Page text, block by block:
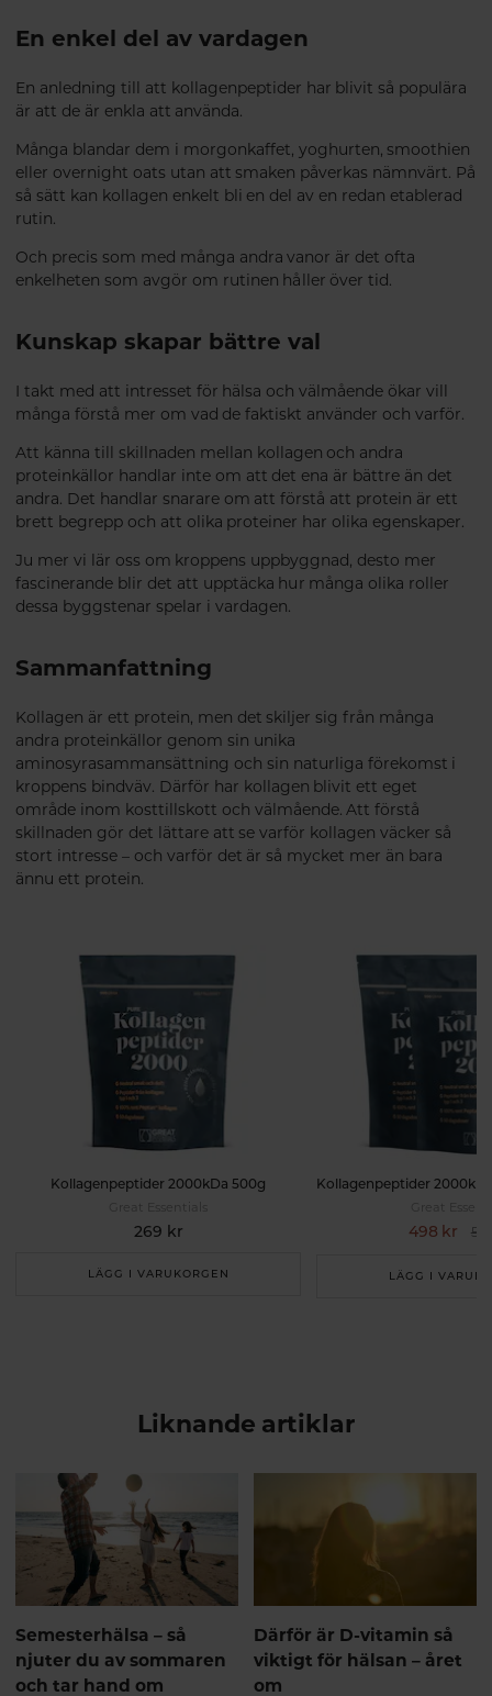
En enkel del av vardagen
En anledning till att kollagenpeptider har blivit så populära
är att de är enkla att använda.
Många blandar dem i morgonkaffet, yoghurten, smoothien
eller overnight oats utan att smaken påverkas nämnvärt. På
så sätt kan kollagen enkelt bli en del av en redan etablerad
rutin.
Och precis som med många andra vanor är det ofta
enkelheten som avgör om rutinen håller över tid.
Kunskap skapar bättre val
I takt med att intresset för hälsa och välmående ökar vill
många förstå mer om vad de faktiskt använder och varför.
Att känna till skillnaden mellan kollagen och andra
proteinkällor handlar inte om att det ena är bättre än det
andra. Det handlar snarare om att förstå att protein är ett
brett begrepp och att olika proteiner har olika egenskaper.
Ju mer vi lär oss om kroppens uppbyggnad, desto mer
fascinerande blir det att upptäcka hur många olika roller
dessa byggstenar spelar i vardagen.
Sammanfattning
Kollagen är ett protein, men det skiljer sig från många
andra proteinkällor genom sin unika
aminosyrasammansättning och sin naturliga förekomst i
kroppens bindväv. Därför har kollagen blivit ett eget
område inom kosttillskott och välmående. Att förstå
skillnaden gör det lättare att se varför kollagen väcker så
stort intresse – och varför det är så mycket mer än bara
ännu ett protein.
Kollagenpeptider 2000kDa 500g
Great Essentials
269 kr
LÄGG I VARUKORGEN
Great
498 kr
LÄGG I
Liknande artiklar
Semesterhälsa – så
njuter du av sommaren
och tar hand om
Därför är D-vitamin så
viktigt för hälsan – året
om